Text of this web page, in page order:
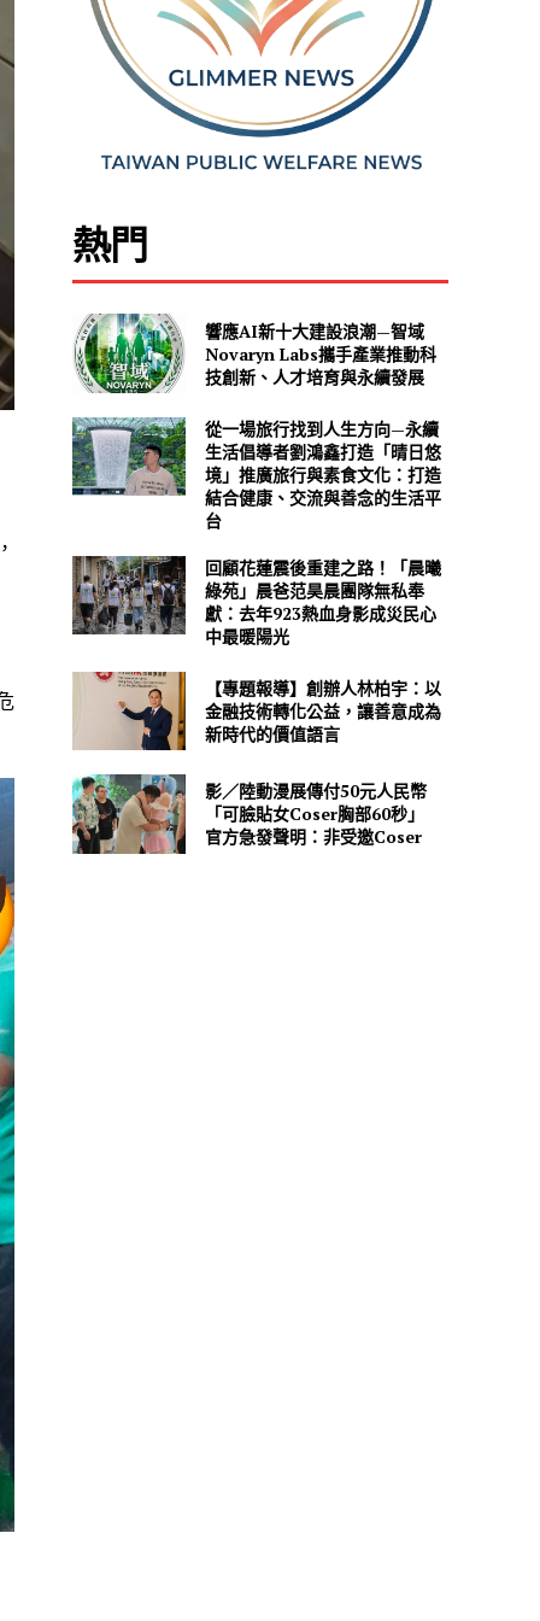
熱門
響應AI新十大建設浪潮—智域
Novaryn Labs攜手產業推動科
技創新、人才培育與永續發展
從一場旅行找到人生方向—永續
生活倡導者劉鴻鑫打造「晴日悠
境」推廣旅行與素食文化：打造
結合健康、交流與善念的生活平
台
回顧花蓮震後重建之路！「晨曦
綠苑」晨爸范昊晨團隊無私奉
獻：去年923熱血身影成災民心
中最暖陽光
【專題報導】創辦人林柏宇：以
金融技術轉化公益，讓善意成為
新時代的價值語言
影／陸動漫展傳付50元人民幣
「可臉貼女Coser胸部60秒」
官方急發聲明：非受邀Coser